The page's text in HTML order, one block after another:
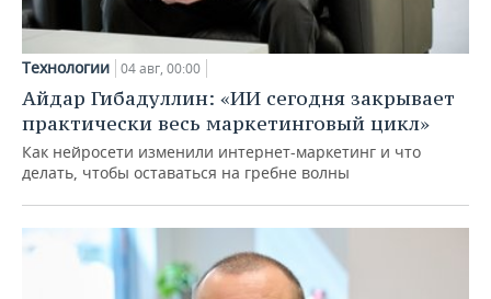
Технологии 04 авг, 00:00
Айдар Гибадуллин: «ИИ сегодня закрывает
практически весь маркетинговый цикл»
Как нейросети изменили интернет-маркетинг и что
делать, чтобы оставаться на гребне волны